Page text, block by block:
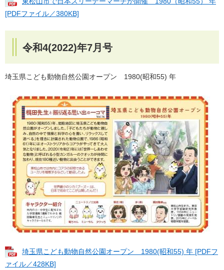
[PDFファイル／380KB]
令和4(2022)年7月号
埼玉県こども動物自然公園オープン 1980(昭和55) 年
埼玉県こども動物自然公園オープン 1980(昭和55) 年 [PDFフ
ァイル／428KB]